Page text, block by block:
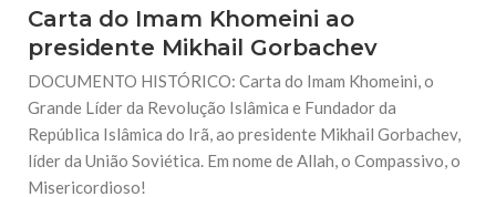
Carta do Imam Khomeini ao
presidente Mikhail Gorbachev
DOCUMENTO HISTÓRICO: Carta do Imam Khomeini, o
Grande Líder da Revolução Islâmica e Fundador da
República Islâmica do Irã, ao presidente Mikhail Gorbachev,
líder da União Soviética. Em nome de Allah, o Compassivo, o
Misericordioso!